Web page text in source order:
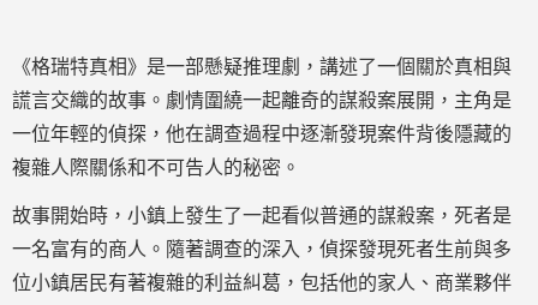
《格瑞特真相》是一部懸疑推理劇，講述了一個關於真相與
謊言交織的故事。劇情圍繞一起離奇的謀殺案展開，主角是
一位年輕的偵探，他在調查過程中逐漸發現案件背後隱藏的
複雜人際關係和不可告人的秘密。
故事開始時，小鎮上發生了一起看似普通的謀殺案，死者是
一名富有的商人。隨著調查的深入，偵探發現死者生前與多
位小鎮居民有著複雜的利益糾葛，包括他的家人、商業夥伴